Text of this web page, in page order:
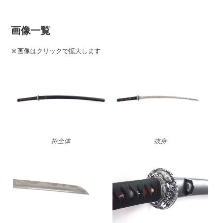
画像一覧
※画像はクリックで拡大します
拵全体 抜身